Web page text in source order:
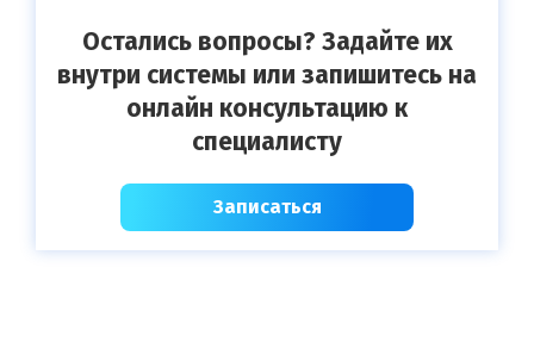
Остались вопросы? Задайте их
внутри системы или запишитесь на
онлайн консультацию к
специалисту
Записаться